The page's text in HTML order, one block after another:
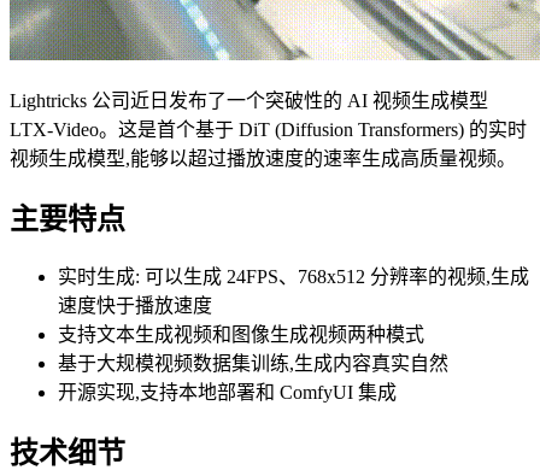
Lightricks 公司近日发布了一个突破性的 AI 视频生成模型
LTX-Video。这是首个基于 DiT (Diffusion Transformers) 的实时
视频生成模型,能够以超过播放速度的速率生成高质量视频。
主要特点
实时生成: 可以生成 24FPS、768x512 分辨率的视频,生成
速度快于播放速度
支持文本生成视频和图像生成视频两种模式
基于大规模视频数据集训练,生成内容真实自然
开源实现,支持本地部署和 ComfyUI 集成
技术细节